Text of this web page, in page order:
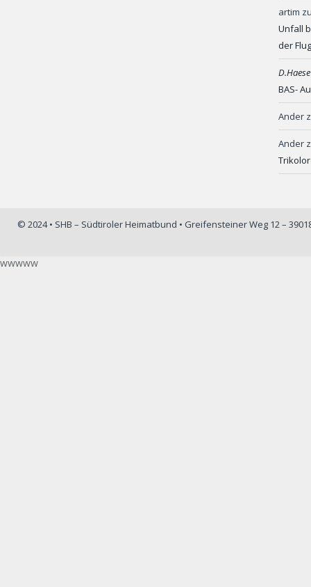
artim
Unfall
der
BAS-
Ander
Ander
© 2024 • SHB – Südtiroler Heimatbund • Greifensteiner Weg 12 –
wwwww